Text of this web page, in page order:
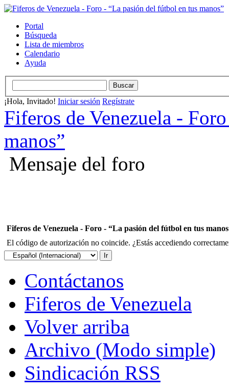
Portal
Búsqueda
Lista de miembros
Calendario
Ayuda
¡Hola, Invitado! Iniciar sesión Regístrate
Fiferos de Venezuela -
manos”
Mensaje del foro
Fiferos de Venezuela - Foro - “La pasión del fútbol en tus
El código de autorización no coincide. ¿Estás accediendo
Contáctanos
Fiferos de Venezuela
Volver arriba
Archivo (Modo simple)
Sindicación RSS